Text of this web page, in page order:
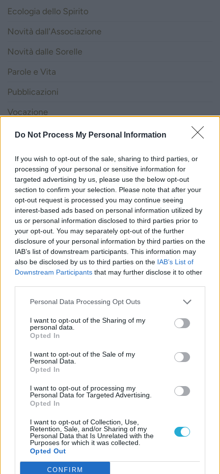
Do Not Process My Personal Information
If you wish to opt-out of the sale, sharing to third parties, or
processing of your personal or sensitive information for
targeted advertising by us, please use the below opt-out
section to confirm your selection. Please note that after your
opt-out request is processed you may continue seeing
interest-based ads based on personal information utilized by
us or personal information disclosed to third parties prior to
your opt-out. You may separately opt-out of the further
disclosure of your personal information by third parties on the
IAB’s list of downstream participants. This information may
also be disclosed by us to third parties on the IAB’s List of
Downstream Participants that may further disclose it to other
Personal Data Processing Opt Outs
I want to opt-out of the Sharing of my
personal data.
Opted In
I want to opt-out of the Sale of my
Personal Data.
Opted In
I want to opt-out of processing my
Personal Data for Targeted Advertising.
Opted In
I want to opt-out of Collection, Use,
Retention, Sale, and/or Sharing of my
Personal Data that Is Unrelated with the
Purposes for which it was collected.
Opted Out
CONFIRM
Ecologia dello Spirito
Novità dall'Associazione
Novità dalle Sorelle
Parole e Vita
Pubblicazioni
Vocazione
LITURGIA DELLA PAROLA
ISCRIVITI ALLA NEWSLETTER
Nome
Email
Biblioteca
Progetti
Istituto
Procedendo accetti la privacy policy